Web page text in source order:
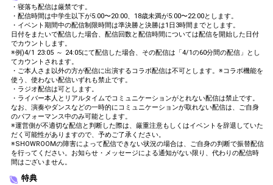
・寝落ち配信は厳禁です。
・配信時間は中学生以下が5:00〜20:00、18歳未満が5:00〜22:00とします。
・イベント期間中の配信制限時間は準決勝と決勝は1日3時間までとします。
日付をまたいで配信した場合、配信回数と配信時間については配信を開始した日付
でカウントします。
※例)4/1 23:05 ～ 24:05にて配信した場合、その配信は「4/1の60分間の配信」とし
てカウントされます。
・ご本人さま以外の方が配信に出演するコラボ配信は不可とします。※コラボ機能を
使う、使わない配信いずれも禁止です。
・ラジオ配信は可とします。
・ライバー本人とリアルタイムでコミュニケーションがとれない配信は禁止です。
なお、演奏やダンスなどの一時的にコミュニケーションが取れない配信は、ご自身
のパフォーマンス中のみ可能とします。
※運営側が不適切な配信と判断した際は、厳重注意もしくはイベントを辞退していた
だく可能性がありますので、予めご了承ください。
※SHOWROOMの障害によって配信できない状況の場合は、ご自身の判断で振替配信
を行ってください。お知らせ・メッセージによる通知がない限り、代わりの配信時
間はございません。
特典